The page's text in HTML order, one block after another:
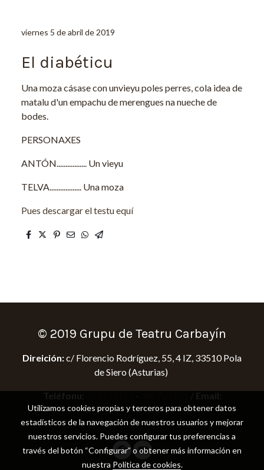
viernes 5 de abril de 2019
El diabéticu
Una moza cásase con unvieyu poles perres, cola idea de
matalu d'un empachu de merengues na nueche de
bodes.
PERSONAXES
ANTÓN................. Un vieyu
TELVA.................. Una moza
Pues descargar el testu equí
© 2019 Grupu de Teatru Carbayín
Direición:c/ Florencio Rodríguez, 55, 4 IZ, 33510 Pola
de Siero (Asturias)
info@teatrocarbayin.net.
Utilizamos cookies propias y terceros para obtener datos
estadísticos de la navegación de nuestros usuarios y mejorar
nuestros servicios. Puedes configurar tus preferencias a
través del botón “Configurar” o obtener más información en
nuestra Política de cookies.